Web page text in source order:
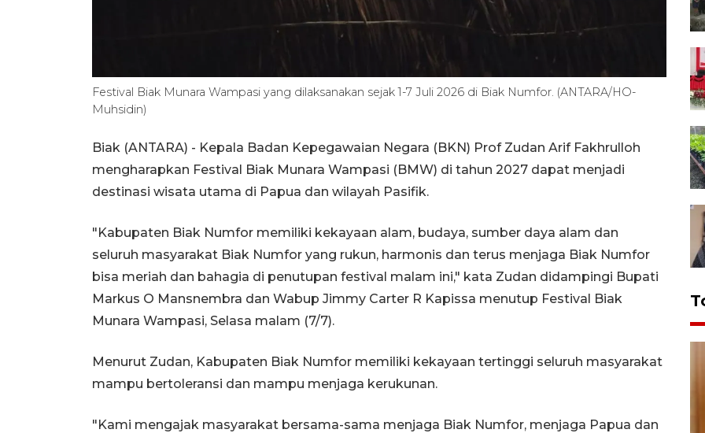
Festival Biak Munara Wampasi yang dilaksanakan sejak 1-7 Juli 2026 di Biak Numfor. (ANTARA/HO-
Muhsidin)
Biak (ANTARA) - Kepala Badan Kepegawaian Negara (BKN) Prof Zudan Arif Fakhrulloh
mengharapkan Festival Biak Munara Wampasi (BMW) di tahun 2027 dapat menjadi
destinasi wisata utama di Papua dan wilayah Pasifik.
"Kabupaten Biak Numfor memiliki kekayaan alam, budaya, sumber daya alam dan
seluruh masyarakat Biak Numfor yang rukun, harmonis dan terus menjaga Biak Numfor
bisa meriah dan bahagia di penutupan festival malam ini," kata Zudan didampingi Bupati
Markus O Mansnembra dan Wabup Jimmy Carter R Kapissa menutup Festival Biak
Munara Wampasi, Selasa malam (7/7).
Menurut Zudan, Kabupaten Biak Numfor memiliki kekayaan tertinggi seluruh masyarakat
mampu bertoleransi dan mampu menjaga kerukunan.
"Kami mengajak masyarakat bersama-sama menjaga Biak Numfor, menjaga Papua dan